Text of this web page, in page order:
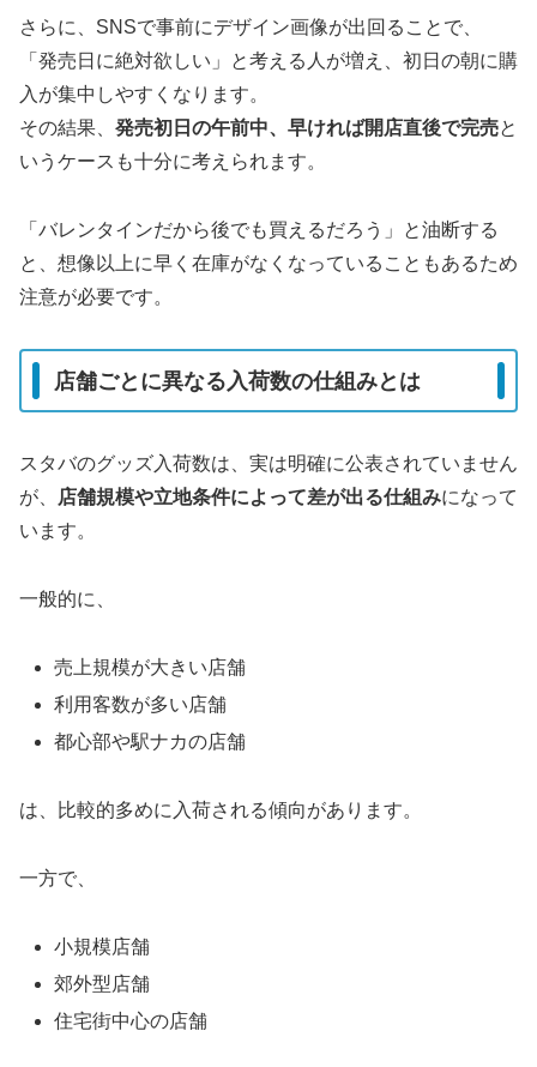
さらに、SNSで事前にデザイン画像が出回ることで、
「発売日に絶対欲しい」と考える人が増え、初日の朝に購
入が集中しやすくなります。
その結果、 発売初日の午前中、早ければ開店直後で完売と
いうケースも十分に考えられます。
「バレンタインだから後でも買えるだろう」と油断する
と、想像以上に早く在庫がなくなっていることもあるため
注意が必要です。
店舗ごとに異なる入荷数の仕組みとは
スタバのグッズ入荷数は、実は明確に公表されていません
が、
店舗規模や立地条件によって差が出る仕組みになって
います。
一般的に、
売上規模が大きい店舗
利用客数が多い店舗
都心部や駅ナカの店舗
は、比較的多めに入荷される傾向があります。
一方で、
小規模店舗
郊外型店舗
住宅街中心の店舗